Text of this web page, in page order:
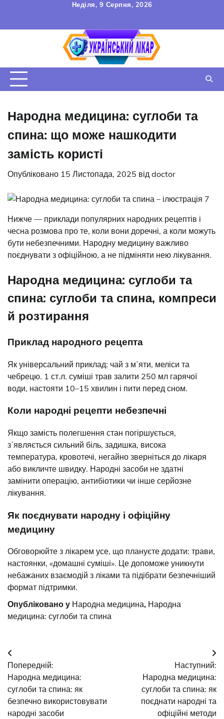
вмісту
Неділя, 9 Серпня, 2026
КОРИСТУВАЧА
Народна медицина: суглоби та
спина: що може нашкодити
замість користі
Опубліковано 15 Листопада, 2025 від doctor
Нижче — приклади популярних народних рецептів і
чесна розмова про те, коли вони доречні, а коли можуть
бути небезпечними. Народну медицину важливо
поєднувати з офіційною, а не підміняти нею лікування.
Народна медицина: суглоби та
спина: суглоби та спина, компреси
й розтирання
Приклад народного рецепта
Як універсальний приклад: чай з мʼяти, меліси та
чебрецю. 1 ст.л. суміші трав залити 250 мл гарячої
води, настояти 10–15 хвилин і пити перед сном.
Коли народні рецепти небезпечні
Якщо замість полегшення стан погіршується,
зʼявляється сильний біль, задишка, висока
температура, кровотечі, негайно зверніться до лікаря
або викличте швидку. Народні засоби не здатні
замінити операцію, антибіотики чи інше серйозне
лікування.
Як поєднувати народну і офіційну
медицину
Обговорюйте з лікарем усе, що плануєте додати: трави,
настоянки, «домашні суміші». Це допоможе уникнути
небажаних взаємодій з ліками та підібрати безпечніший
формат підтримки.
Опубліковано у Народна медицина, Народна
медицина: суглоби та спина
Навігація
записів
Попередній:
Народна медицина:
суглоби та спина: як
безпечно використовувати
народні засоби
Наступний:
Народна медицина:
суглоби та спина: як
поєднати народні та
офіційні методи